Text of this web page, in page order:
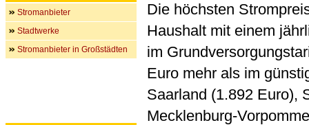
Die höchsten
Haushalt mit einem
im
Euro mehr als im
Saarland (1.892 Euro),
Mecklenburg-
Stromanbieter
Stadtwerke
Stromanbieter in Großstädten